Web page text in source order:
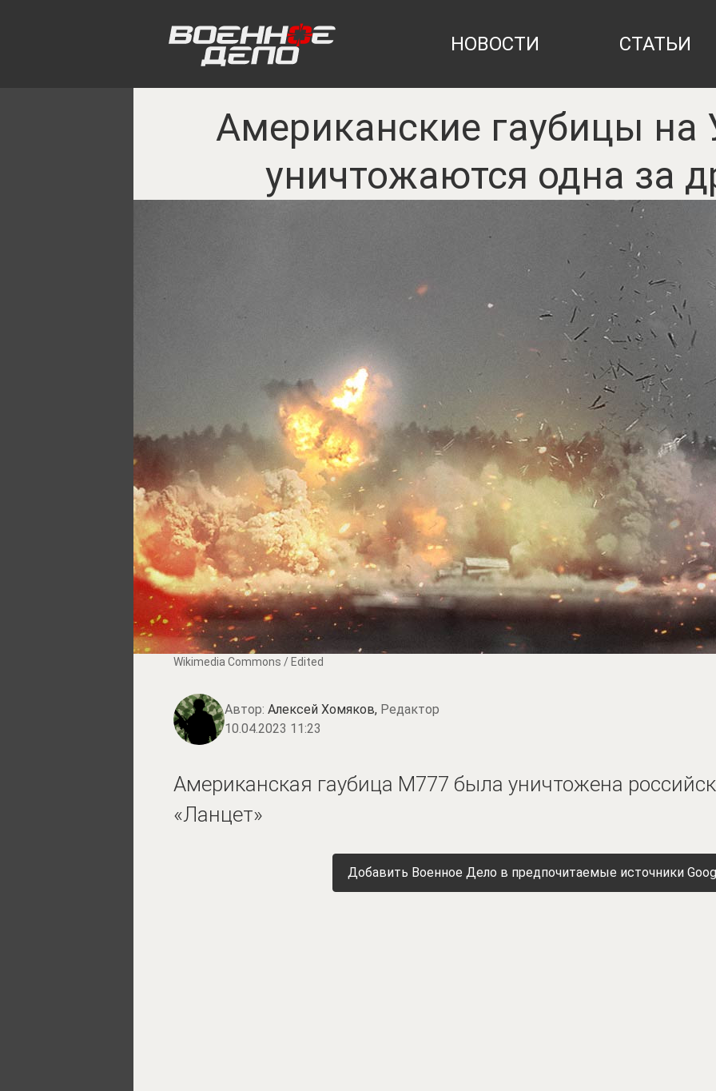
НОВОСТИ СТАТЬИ
Американские гаубицы на
уничтожаются одна за
Wikimedia Commons / Edited
Автор: Алексей Хомяков, Редактор
10.04.2023 11:23
Американская гаубица M777 была уничтожена
«Ланцет»
Добавить Военное Дело в предпочитаемые источники